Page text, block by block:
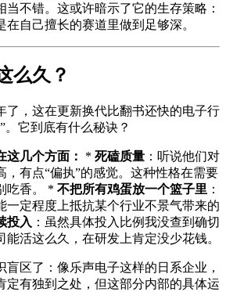
当不错。这或许暗示了它的生存策略：
自己擅长的赛道里做到足够深。
么久？
了，这在更新换代比翻书还快的电子行
。它到底有什么秘诀？
这几个方面： * 死磕质量 ：听说他们对
，有点“偏执”的感觉。这种性格在需要
吃香。 * 不把所有鸡蛋放一个篮子里 ：
一定程度上抵抗某个行业不景气带来的
投入 ：虽然具体投入比例我没查到确切
活这么久，在研发上肯定没少花钱。
盲区了：像乐声电子这样的日系企业，
定有独到之处，但这部分内部的具体运